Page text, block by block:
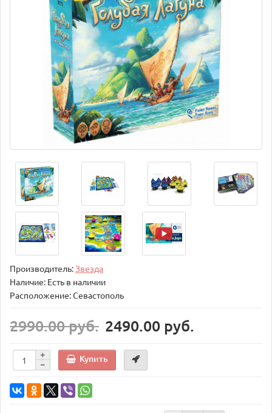
Производитель:Звезда
Наличие: Есть в наличии
Расположение: Севастополь
2990.00 руб. 2490.00 руб.
Купить